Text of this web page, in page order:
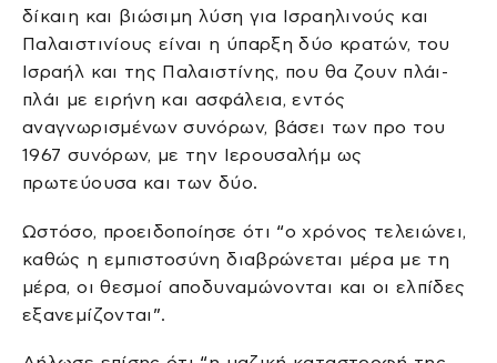
δίκαιη και βιώσιμη λύση για Ισραηλινούς και
Παλαιστινίους είναι η ύπαρξη δύο κρατών, του
Ισραήλ και της Παλαιστίνης, που θα ζουν πλάι-
πλάι με ειρήνη και ασφάλεια, εντός
αναγνωρισμένων συνόρων, βάσει των προ του
1967 συνόρων, με την Ιερουσαλήμ ως
πρωτεύουσα και των δύο.
Ωστόσο, προειδοποίησε ότι “ο χρόνος τελειώνει,
καθώς η εμπιστοσύνη διαβρώνεται μέρα με τη
μέρα, οι θεσμοί αποδυναμώνονται και οι ελπίδες
εξανεμίζονται”.